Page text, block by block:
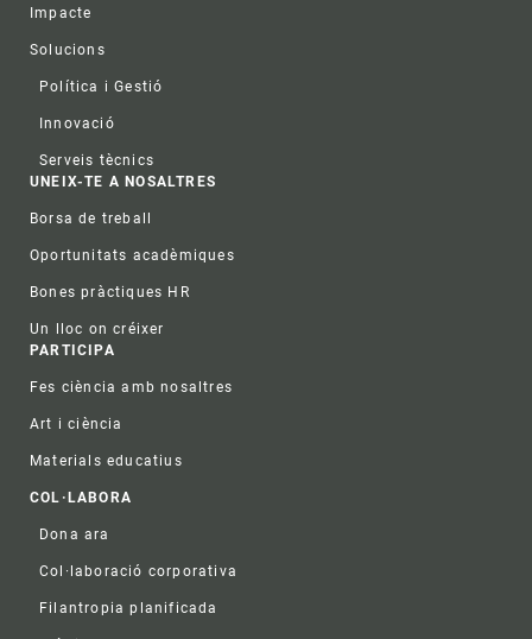
Impacte
Solucions
Política i Gestió
Innovació
Serveis tècnics
UNEIX-TE A NOSALTRES
Borsa de treball
Oportunitats acadèmiques
Bones pràctiques HR
Un lloc on créixer
PARTICIPA
Fes ciència amb nosaltres
Art i ciència
Materials educatius
COL·LABORA
Dona ara
Col·laboració corporativa
Filantropia planificada